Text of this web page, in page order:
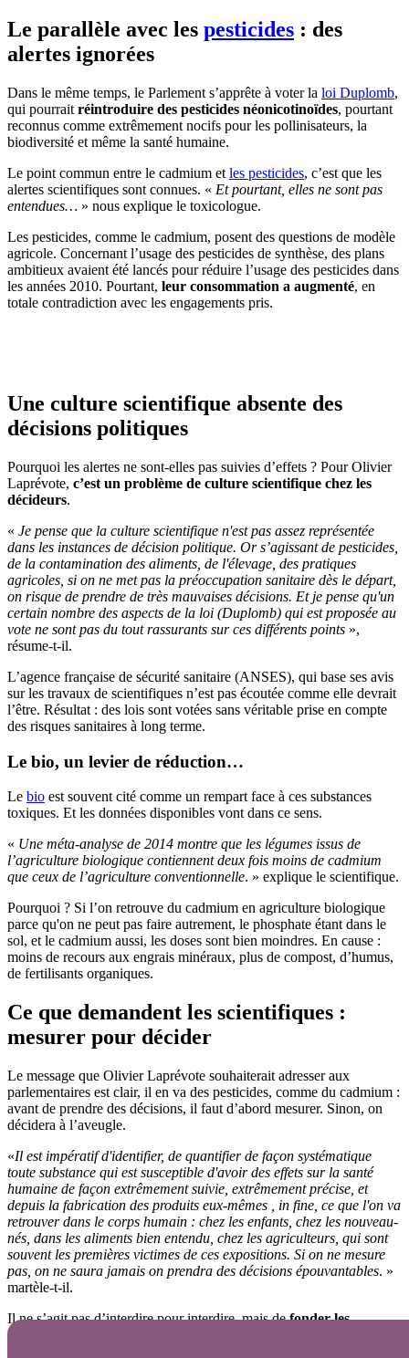
Le parallèle avec les pesticides : des
alertes ignorées
Dans le même temps, le Parlement s’apprête à voter la loi Duplomb,
qui pourrait réintroduire des pesticides néonicotinoïdes, pourtant
reconnus comme extrêmement nocifs pour les pollinisateurs, la
biodiversité et même la santé humaine.
Le point commun entre le cadmium et les pesticides, c’est que les
alertes scientifiques sont connues. « Et pourtant, elles ne sont pas
entendues… » nous explique le toxicologue.
Les pesticides, comme le cadmium, posent des questions de modèle
agricole. Concernant l’usage des pesticides de synthèse, des plans
ambitieux avaient été lancés pour réduire l’usage des pesticides dans
les années 2010. Pourtant, leur consommation a augmenté, en
totale contradiction avec les engagements pris.
Une culture scientifique absente des
décisions politiques
Pourquoi les alertes ne sont-elles pas suivies d’effets ? Pour Olivier
Laprévote, c’est un problème de culture scientifique chez les
décideurs.
« Je pense que la culture scientifique n'est pas assez représentée
dans les instances de décision politique. Or s’agissant de pesticides,
de la contamination des aliments, de l'élevage, des pratiques
agricoles, si on ne met pas la préoccupation sanitaire dès le départ,
on risque de prendre de très mauvaises décisions. Et je pense qu'un
certain nombre des aspects de la loi (Duplomb) qui est proposée au
vote ne sont pas du tout rassurants sur ces différents points »,
résume-t-il.
L’agence française de sécurité sanitaire (ANSES), qui base ses avis
sur les travaux de scientifiques n’est pas écoutée comme elle devrait
l’être. Résultat : des lois sont votées sans véritable prise en compte
des risques sanitaires à long terme.
Le bio, un levier de réduction…
Le bio est souvent cité comme un rempart face à ces substances
toxiques. Et les données disponibles vont dans ce sens.
« Une méta-analyse de 2014 montre que les légumes issus de
l’agriculture biologique contiennent deux fois moins de cadmium
que ceux de l’agriculture conventionnelle. » explique le scientifique.
Pourquoi ? Si l’on retrouve du cadmium en agriculture biologique
parce qu'on ne peut pas faire autrement, le phosphate étant dans le
sol, et le cadmium aussi, les doses sont bien moindres. En cause :
moins de recours aux engrais minéraux, plus de compost, d’humus,
de fertilisants organiques.
Ce que demandent les scientifiques :
mesurer pour décider
Le message que Olivier Laprévote souhaiterait adresser aux
parlementaires est clair, il en va des pesticides, comme du cadmium :
avant de prendre des décisions, il faut d’abord mesurer. Sinon, on
décidera à l’aveugle.
«Il est impératif d'identifier, de quantifier de façon systématique
toute substance qui est susceptible d'avoir des effets sur la santé
humaine de façon extrêmement suivie, extrêmement précise, et
depuis la fabrication des produits eux-mêmes , in fine, ce que l'on va
retrouver dans le corps humain : chez les enfants, chez les nouveau-
nés, dans les aliments bien entendu, chez les agriculteurs, qui sont
souvent les premières victimes de ces expositions. Si on ne mesure
pas, on ne saura jamais on prendra des décisions épouvantables. »
martèle-t-il.
Il ne s’agit pas d’interdire pour interdire, mais defonder les
décisions sur des données fiables et actualisées